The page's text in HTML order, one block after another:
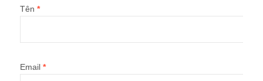
Tên *
Email *